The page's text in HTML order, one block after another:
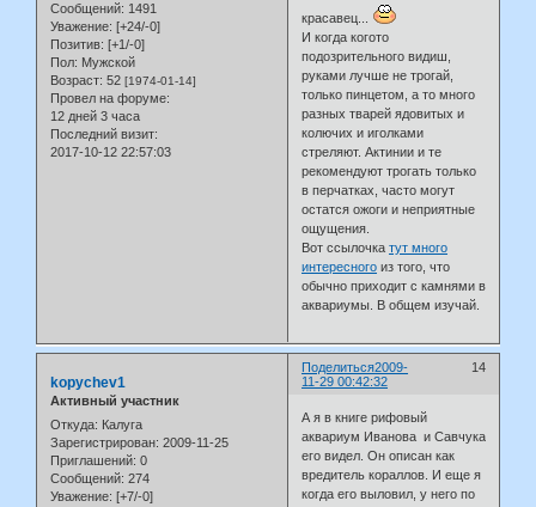
Сообщений: 1491
Уважение: [+24/-0]
Позитив: [+1/-0]
Пол: Мужской
Возраст: 52 [1974-01-14]
Провел на форуме:
12 дней 3 часа
Последний визит:
2017-10-12 22:57:03
красавец...
И когда когото
подозрительного видиш,
руками лучше не трогай,
только пинцетом, а то много
разных тварей ядовитых и
колючих и иголками
стреляют. Актинии и те
рекомендуют трогать только
в перчатках, часто могут
остатся ожоги и неприятные
ощущения.
Вот ссылочкатут много
интересного из того, что
обычно приходит с камнями в
аквариумы. В общем изучай.
Поделиться 14
2009-
11-29 00:42:32
kopychev1
Активный участник
Откуда: Калуга
Зарегистрирован: 2009-11-25
Приглашений: 0
Сообщений: 274
Уважение: [+7/-0]
А я в книге рифовый
аквариум Иванова и Савчука
его видел. Он описан как
вредитель кораллов. И еще я
когда его выловил, у него по